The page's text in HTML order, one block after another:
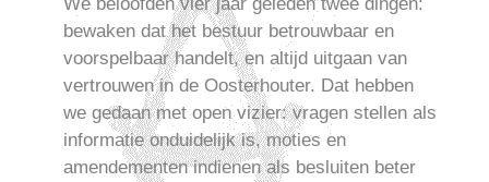
bewaken dat het bestuur betrouwbaar en
voorspelbaar handelt, en altijd uitgaan van
vertrouwen in de Oosterhouter. Dat hebben
we gedaan met open vizier: vragen stellen als
informatie onduidelijk is, moties en
amendementen indienen als besluiten beter